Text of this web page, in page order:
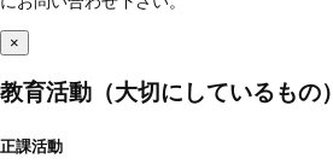
×
教育活動（大切にしているもの）
正課活動